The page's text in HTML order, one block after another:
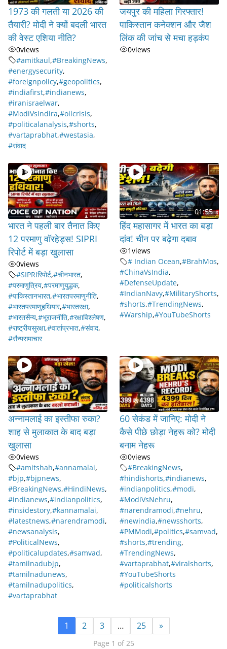
1973 की गलती या 2026 की
तैयारी? मोदी ने क्यों बदली भारत
की वेस्ट एशिया नीति?
0views
#amitkaul,#BreakingNews,
#energysecurity,
#foreignpolicy,#geopolitics,
#indiafirst,#indianews,
#iranisraelwar,
#ModiVsIndira,#oilcrisis,
#politicalanalysis,#shorts,
#vartaprabhat,#westasia,
#संवाद
जयपुर की महिला गिरफ्तार!
पाकिस्तान कनेक्शन और जैश
लिंक की जांच से मचा हड़कंप
0views
भारत ने पहली बार तैनात किए
12 परमाणु वॉरहेड्स! SIPRI
रिपोर्ट में बड़ा खुलासा
0views
#SIPRIरिपोर्ट,#चीनभारत,
#परमाणुत्रिय,#परमाणुयुद्धक,
#पाकिस्तानभारत,#भारतपरमाणुनीति,
#भारतपरमाणुहथियार,#भारतरक्षा,
#भारतसैन्य,#भूराजनीति,#रक्षाविश्लेषण,
#राष्ट्रीयसुरक्षा,#वार्ताप्रभात,#संवाद,
#सैन्यसमाचार
01:55
हिंद महासागर में भारत का बड़ा
दांव! चीन पर बढ़ेगा दबाव
1views
# Indian Ocean,#BrahMos,
#ChinaVsIndia,
#DefenseUpdate,
#IndianNavy,#MilitaryShorts,
#shorts,#TrendingNews,
#Warship,#YouTubeShorts
अन्नामलाई का इस्तीफा रुका?
शाह से मुलाकात के बाद बड़ा
खुलासा
0views
#amitshah,#annamalai,
#bjp,#bjpnews,
#BreakingNews,#HindiNews,
#indianews,#indianpolitics,
#insidestory,#kannamalai,
#latestnews,#narendramodi,
#newsanalysis,
#PoliticalNews,
#politicalupdates,#samvad,
#tamilnadubjp,
#tamilnadunews,
#tamilnadupolitics,
#vartaprabhat
60 सेकंड में जानिए: मोदी ने
कैसे पीछे छोड़ा नेहरू को? मोदी
बनाम नेहरू
0views
#BreakingNews,
#hindishorts,#indianews,
#indianpolitics,#modi,
#ModiVsNehru,
#narendramodi,#nehru,
#newindia,#newsshorts,
#PMModi,#politics,#samvad,
#shorts,#trending,
#TrendingNews,
#vartaprabhat,#viralshorts,
#YouTubeShorts
#politicalshorts
1 2 3 … 25 »
Page 1 of 25